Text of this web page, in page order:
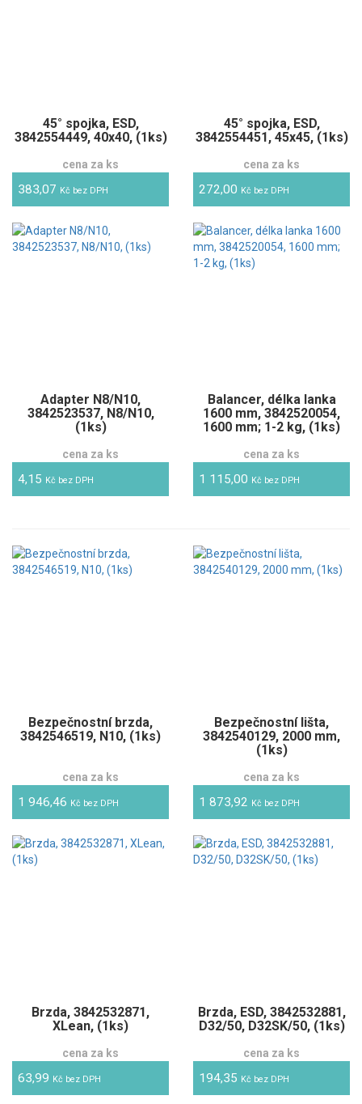
45° spojka, ESD,
3842554449, 40x40, (1ks)
cena za ks
383,07 Kč bez DPH
45° spojka, ESD,
3842554451, 45x45, (1ks)
cena za ks
272,00 Kč bez DPH
Adapter N8/N10,
3842523537, N8/N10,
(1ks)
cena za ks
4,15 Kč bez DPH
Balancer, délka lanka
1600 mm, 3842520054,
1600 mm; 1-2 kg, (1ks)
cena za ks
1 115,00 Kč bez DPH
Bezpečnostní brzda,
3842546519, N10, (1ks)
cena za ks
1 946,46 Kč bez DPH
Bezpečnostní lišta,
3842540129, 2000 mm,
(1ks)
cena za ks
1 873,92 Kč bez DPH
Brzda, 3842532871,
XLean, (1ks)
cena za ks
63,99 Kč bez DPH
Brzda, ESD, 3842532881,
D32/50, D32SK/50, (1ks)
cena za ks
194,35 Kč bez DPH